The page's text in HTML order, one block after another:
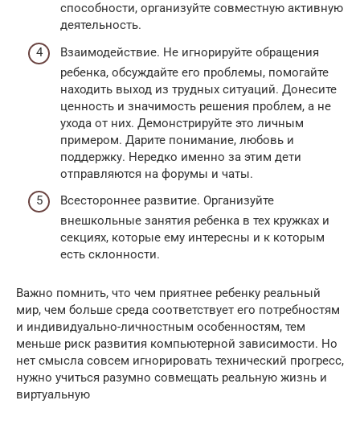
способности, организуйте совместную активную
деятельность.
Взаимодействие. Не игнорируйте обращения
ребенка, обсуждайте его проблемы, помогайте
находить выход из трудных ситуаций. Донесите
ценность и значимость решения проблем, а не
ухода от них. Демонстрируйте это личным
примером. Дарите понимание, любовь и
поддержку. Нередко именно за этим дети
отправляются на форумы и чаты.
Всестороннее развитие. Организуйте
внешкольные занятия ребенка в тех кружках и
секциях, которые ему интересны и к которым
есть склонности.
Важно помнить, что чем приятнее ребенку реальный
мир, чем больше среда соответствует его потребностям
и индивидуально-личностным особенностям, тем
меньше риск развития компьютерной зависимости. Но
нет смысла совсем игнорировать технический прогресс,
нужно учиться разумно совмещать реальную жизнь и
виртуальную